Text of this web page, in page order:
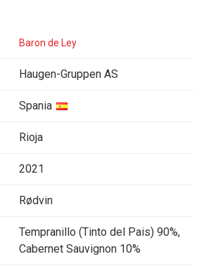
Baron de Ley
Haugen-Gruppen AS
Spania
Rioja
2021
Rødvin
Tempranillo (Tinto del Pais) 90%,
Cabernet Sauvignon 10%